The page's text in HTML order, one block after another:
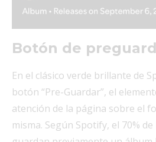
Botón de
En el clásico verde brillante de
botón “Pre-Guardar”, el
atención de la página sobre el
misma. Según Spotify, el 70%